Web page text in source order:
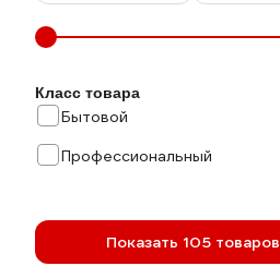
Класс товара
Бытовой
Профессиональный
Показать 105 товаров